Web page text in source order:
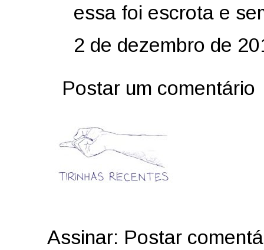
essa foi escrota e
2 de dezembro de
Postar um comentário
Assinar: Postar